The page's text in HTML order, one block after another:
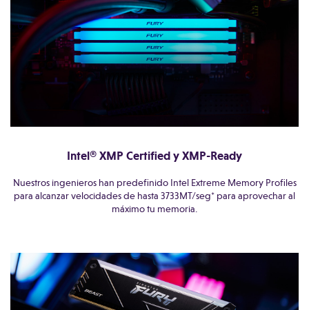
Intel® XMP Certified y XMP-Ready
Nuestros ingenieros han predefinido Intel Extreme Memory Profiles
para alcanzar velocidades de hasta 3733MT/seg* para aprovechar al
máximo tu memoria.